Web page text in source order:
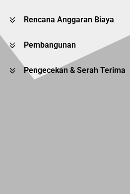
Rencana Anggaran Biaya
Pembangunan
Pengecekan & Serah Terima